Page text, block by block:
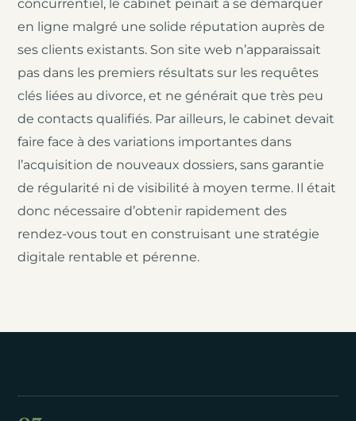
concurrentiel, le cabinet peinait à se démarquer
en ligne malgré une solide réputation auprès de
ses clients existants. Son site web n’apparaissait
pas dans les premiers résultats sur les requêtes
clés liées au divorce, et ne générait que très peu
de contacts qualifiés. Par ailleurs, le cabinet devait
faire face à des variations importantes dans
l’acquisition de nouveaux dossiers, sans garantie
de régularité ni de visibilité à moyen terme. Il était
donc nécessaire d’obtenir rapidement des
rendez-vous tout en construisant une stratégie
digitale rentable et pérenne.